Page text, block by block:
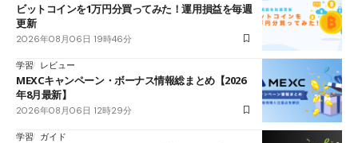
ビットコインを1万円分買ってみた！運用損益を毎週
更新
2026年08月06日 19時46分
学習 レビュー
MEXCキャンペーン・ボーナス情報総まとめ【2026
年8月最新】
2026年08月06日 12時29分
学習 ガイド